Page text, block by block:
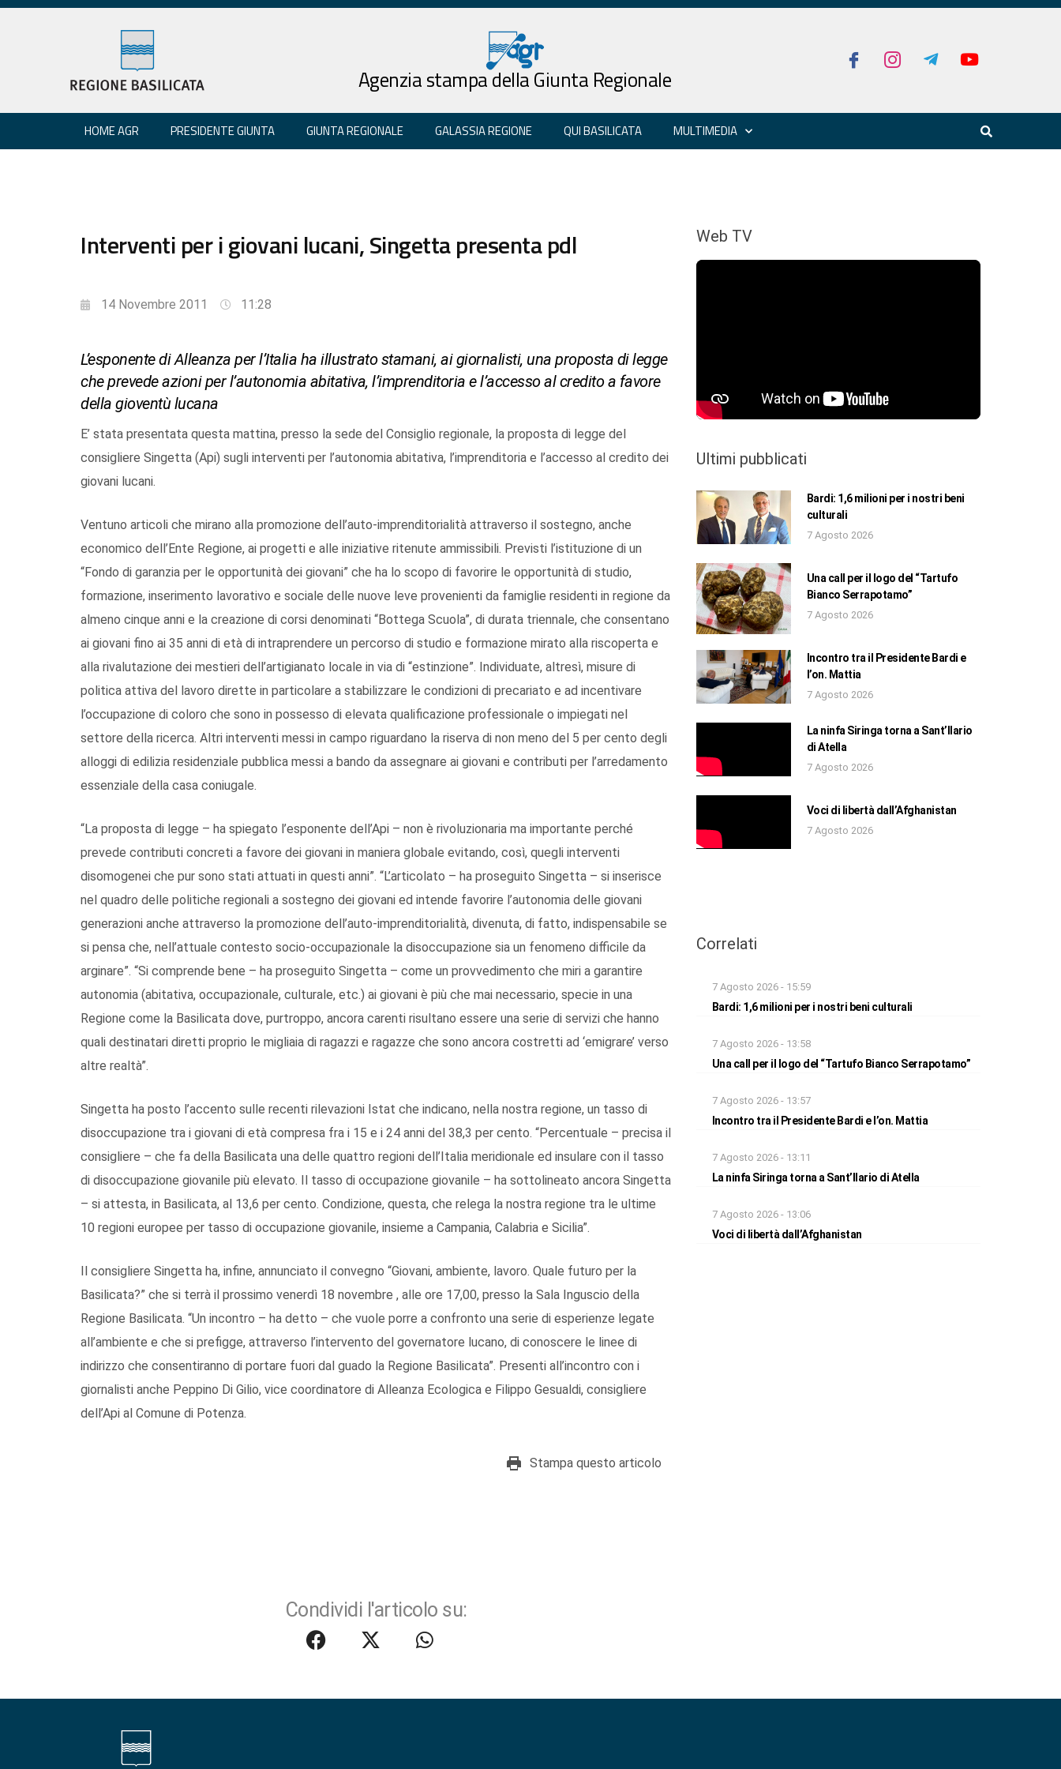
Agenzia stampa della Giunta Regionale
HOME AGR PRESIDENTE GIUNTA GIUNTA REGIONALE GALASSIA REGIONE QUI BASILICATA MULTIMEDIA
Interventi per i giovani lucani, Singetta presenta pdl
14 Novembre 2011 11:28
L’esponente di Alleanza per l’Italia ha illustrato stamani, ai giornalisti, una proposta di legge
che prevede azioni per l’autonomia abitativa, l’imprenditoria e l’accesso al credito a favore
della gioventù lucana
E’ stata presentata questa mattina, presso la sede del Consiglio regionale, la proposta di legge del
consigliere Singetta (Api) sugli interventi per l’autonomia abitativa, l’imprenditoria e l’accesso al credito dei
giovani lucani.
Ventuno articoli che mirano alla promozione dell’auto-imprenditorialità attraverso il sostegno, anche
economico dell’Ente Regione, ai progetti e alle iniziative ritenute ammissibili. Previsti l’istituzione di un
“Fondo di garanzia per le opportunità dei giovani” che ha lo scopo di favorire le opportunità di studio,
formazione, inserimento lavorativo e sociale delle nuove leve provenienti da famiglie residenti in regione da
almeno cinque anni e la creazione di corsi denominati “Bottega Scuola”, di durata triennale, che consentano
ai giovani fino ai 35 anni di età di intraprendere un percorso di studio e formazione mirato alla riscoperta e
alla rivalutazione dei mestieri dell’artigianato locale in via di “estinzione”. Individuate, altresì, misure di
politica attiva del lavoro dirette in particolare a stabilizzare le condizioni di precariato e ad incentivare
l’occupazione di coloro che sono in possesso di elevata qualificazione professionale o impiegati nel
settore della ricerca. Altri interventi messi in campo riguardano la riserva di non meno del 5 per cento degli
alloggi di edilizia residenziale pubblica messi a bando da assegnare ai giovani e contributi per l’arredamento
essenziale della casa coniugale.
“La proposta di legge – ha spiegato l’esponente dell’Api – non è rivoluzionaria ma importante perché
prevede contributi concreti a favore dei giovani in maniera globale evitando, così, quegli interventi
disomogenei che pur sono stati attuati in questi anni”. “L’articolato – ha proseguito Singetta – si inserisce
nel quadro delle politiche regionali a sostegno dei giovani ed intende favorire l’autonomia delle giovani
generazioni anche attraverso la promozione dell’auto-imprenditorialità, divenuta, di fatto, indispensabile se
si pensa che, nell’attuale contesto socio-occupazionale la disoccupazione sia un fenomeno difficile da
arginare”. “Si comprende bene – ha proseguito Singetta – come un provvedimento che miri a garantire
autonomia (abitativa, occupazionale, culturale, etc.) ai giovani è più che mai necessario, specie in una
Regione come la Basilicata dove, purtroppo, ancora carenti risultano essere una serie di servizi che hanno
quali destinatari diretti proprio le migliaia di ragazzi e ragazze che sono ancora costretti ad ‘emigrare’ verso
altre realtà”.
Singetta ha posto l’accento sulle recenti rilevazioni Istat che indicano, nella nostra regione, un tasso di
disoccupazione tra i giovani di età compresa fra i 15 e i 24 anni del 38,3 per cento. “Percentuale – precisa il
consigliere – che fa della Basilicata una delle quattro regioni dell’Italia meridionale ed insulare con il tasso
di disoccupazione giovanile più elevato. Il tasso di occupazione giovanile – ha sottolineato ancora Singetta
– si attesta, in Basilicata, al 13,6 per cento. Condizione, questa, che relega la nostra regione tra le ultime
10 regioni europee per tasso di occupazione giovanile, insieme a Campania, Calabria e Sicilia”.
Il consigliere Singetta ha, infine, annunciato il convegno “Giovani, ambiente, lavoro. Quale futuro per la
Basilicata?” che si terrà il prossimo venerdì 18 novembre , alle ore 17,00, presso la Sala Inguscio della
Regione Basilicata. “Un incontro – ha detto – che vuole porre a confronto una serie di esperienze legate
all’ambiente e che si prefigge, attraverso l’intervento del governatore lucano, di conoscere le linee di
indirizzo che consentiranno di portare fuori dal guado la Regione Basilicata”. Presenti all’incontro con i
giornalisti anche Peppino Di Gilio, vice coordinatore di Alleanza Ecologica e Filippo Gesualdi, consigliere
dell’Api al Comune di Potenza.
Stampa questo articolo
Condividi l'articolo su:
Web TV
Ultimi pubblicati
Bardi: 1,6 milioni per i nostri beni
culturali
7 Agosto 2026
Una call per il logo del “Tartufo
Bianco Serrapotamo”
7 Agosto 2026
Incontro tra il Presidente Bardi e
l’on. Mattia
7 Agosto 2026
La ninfa Siringa torna a Sant’Ilario
di Atella
7 Agosto 2026
Voci di libertà dall’Afghanistan
7 Agosto 2026
Correlati
7 Agosto 2026 - 15:59
Bardi: 1,6 milioni per i nostri beni culturali
7 Agosto 2026 - 13:58
Una call per il logo del “Tartufo Bianco Serrapotamo”
7 Agosto 2026 - 13:57
Incontro tra il Presidente Bardi e l’on. Mattia
7 Agosto 2026 - 13:11
La ninfa Siringa torna a Sant’Ilario di Atella
7 Agosto 2026 - 13:06
Voci di libertà dall’Afghanistan